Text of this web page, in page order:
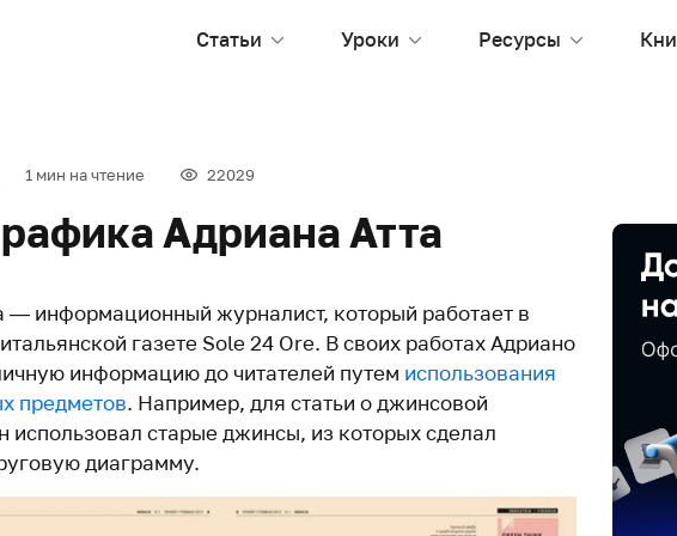
Статьи Уроки Ресурсы
1 мин на чтение 22029
Адриана Атта
— информационный журналист, который работает в
газете Sole 24 Ore. В своих работах Адриано
информацию до читателей путем использования
предметов. Например, для статьи о джинсовой
использовал старые джинсы, из которых сделал
диаграмму.